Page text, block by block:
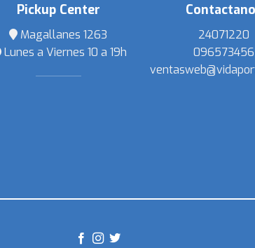
Pickup Center
Magallanes 1263
Lunes a Viernes 10 a 19h
24071220
096573456